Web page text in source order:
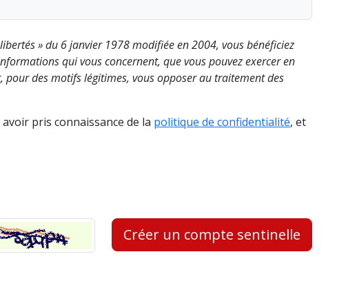
» du 6 janvier 1978 modifiée en 2004, vous bénéficiez
qui vous concernent, que vous pouvez exercer en
pour des motifs légitimes, vous opposer au traitement des
pris connaissance de la politique de confidentialité, et
Créer un compte sentinelle